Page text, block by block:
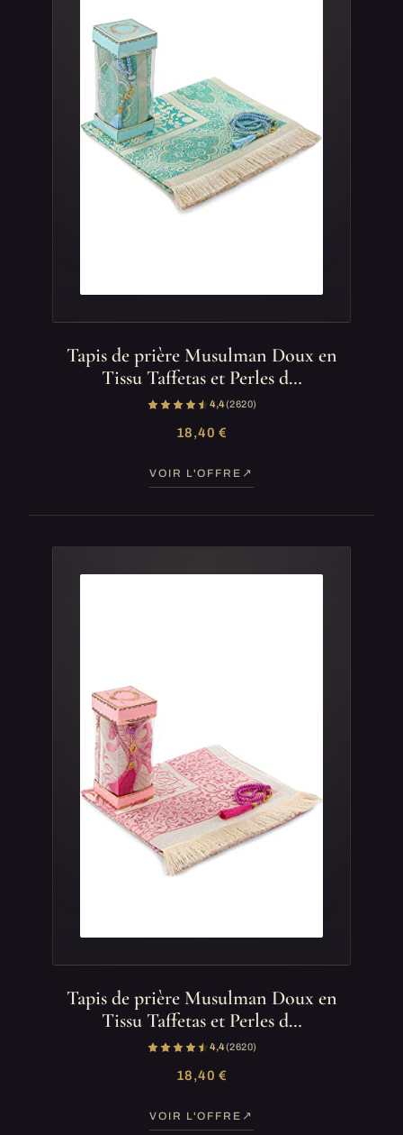
Tapis de prière Musulman Doux en
Tissu Taffetas et Perles d…
4,4(2 620)
18,40 €
VOIR L'OFFRE
Tapis de prière Musulman Doux en
Tissu Taffetas et Perles d…
4,4(2 620)
18,40 €
VOIR L'OFFRE